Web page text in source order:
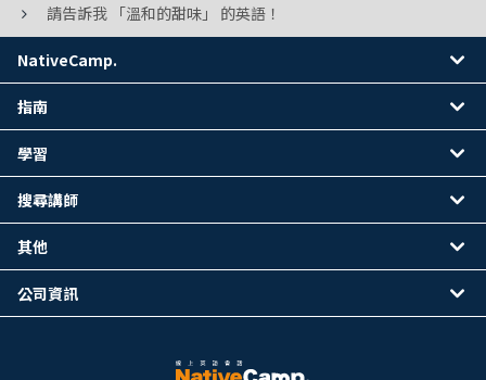
請告訴我 「溫和的甜味」 的英語！
NativeCamp.
指南
學習
搜尋講師
其他
公司資訊